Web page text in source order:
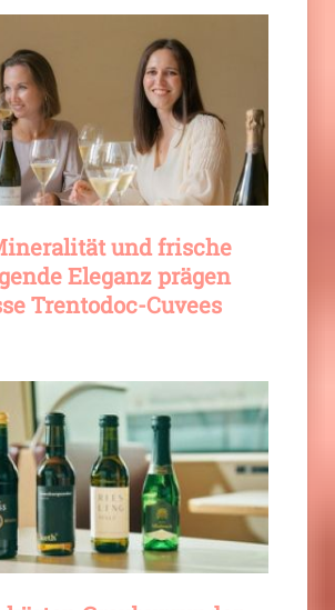
und frische
Eleganz prägen
Trentodoc-Cuvees